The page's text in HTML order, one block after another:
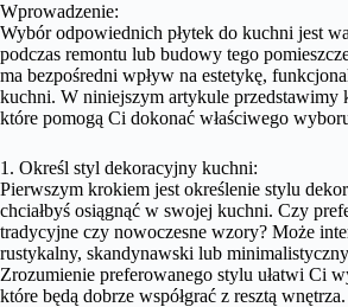
Wprowadzenie:
Wybór odpowiednich płytek do kuchni jest
podczas remontu lub budowy tego
ma bezpośredni wpływ na estetykę,
kuchni. W niniejszym artykule przedstawimy
które pomogą Ci dokonać właściwego
1. Określ styl dekoracyjny kuchni:
Pierwszym krokiem jest określenie stylu
chciałbyś osiągnąć w swojej kuchni. Czy
tradycyjne czy nowoczesne wzory? Może
rustykalny, skandynawski lub
Zrozumienie preferowanego stylu ułatwi Ci
które będą dobrze współgrać z resztą wnętrza.